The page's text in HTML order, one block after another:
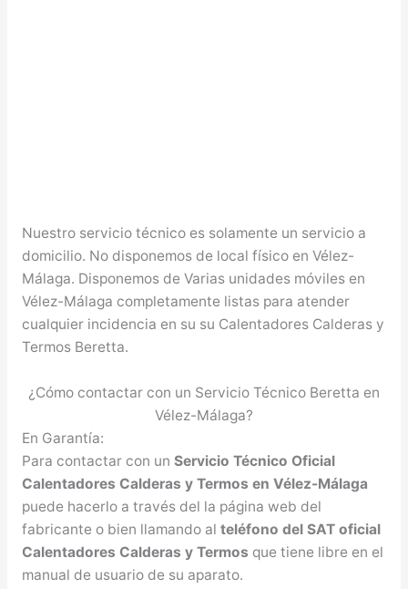
Nuestro servicio técnico es solamente un servicio a
domicilio. No disponemos de local físico en Vélez-
Málaga. Disponemos de Varias unidades móviles en
Vélez-Málaga completamente listas para atender
cualquier incidencia en su su Calentadores Calderas y
Termos Beretta.
¿Cómo contactar con un Servicio Técnico Beretta en
Vélez-Málaga?
En Garantía:
Para contactar con un Servicio Técnico Oficial
Calentadores Calderas y Termos en Vélez-Málaga
puede hacerlo a través del la página web del
fabricante o bien llamando al teléfono del SAT oficial
Calentadores Calderas y Termos que tiene libre en el
manual de usuario de su aparato.